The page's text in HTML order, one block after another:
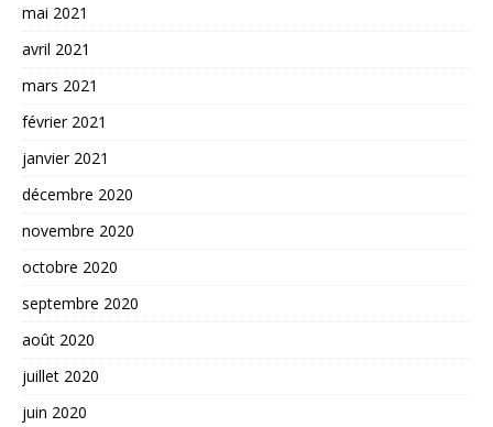
mai 2021
avril 2021
mars 2021
février 2021
janvier 2021
décembre 2020
novembre 2020
octobre 2020
septembre 2020
août 2020
juillet 2020
juin 2020